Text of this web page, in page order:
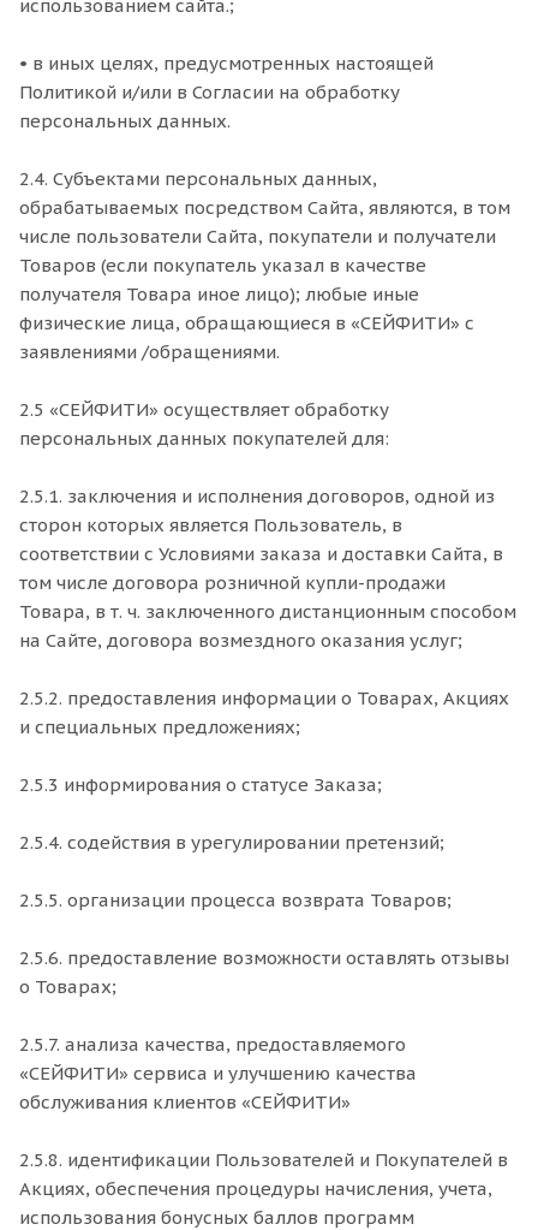
использованием сайта.;
• в иных целях, предусмотренных настоящей
Политикой и/или в Согласии на обработку
персональных данных.
2.4. Субъектами персональных данных,
обрабатываемых посредством Сайта, являются, в том
числе пользователи Сайта, покупатели и получатели
Товаров (если покупатель указал в качестве
получателя Товара иное лицо); любые иные
физические лица, обращающиеся в «СЕЙФИТИ» с
заявлениями /обращениями.
2.5 «СЕЙФИТИ» осуществляет обработку
персональных данных покупателей для:
2.5.1. заключения и исполнения договоров, одной из
сторон которых является Пользователь, в
соответствии с Условиями заказа и доставки Сайта, в
том числе договора розничной купли-продажи
Товара, в т. ч. заключенного дистанционным способом
на Сайте, договора возмездного оказания услуг;
2.5.2. предоставления информации о Товарах, Акциях
и специальных предложениях;
2.5.3 информирования о статусе Заказа;
2.5.4. содействия в урегулировании претензий;
2.5.5. организации процесса возврата Товаров;
2.5.6. предоставление возможности оставлять отзывы
о Товарах;
2.5.7. анализа качества, предоставляемого
«СЕЙФИТИ» сервиса и улучшению качества
обслуживания клиентов «СЕЙФИТИ»
2.5.8. идентификации Пользователей и Покупателей в
Акциях, обеспечения процедуры начисления, учета,
использования бонусных баллов программ